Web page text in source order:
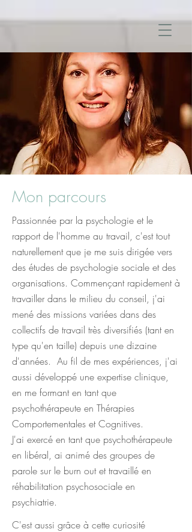
Mon parcours
Passionnée par la psychologie et le
rapport de l'homme au travail, c'est tout
naturellement que je me suis dirigée vers
des études de psychologie sociale et des
organisations. Commençant rapidement à
travailler dans le milieu du conseil, j'ai
mené des missions variées dans des
collectifs de travail très diversifiés (tant en
type qu'en taille) depuis une dizaine
d'années. Au fil de mes expériences, j'ai
aussi développé une expertise clinique,
en me formant en tant que
psychothérapeute en Thérapies
Comportementales et Cognitives.
J'ai exercé en tant que psychothérapeute
en libéral, ai animé des groupes de
parole sur le burn out et travaillé en
réhabilitation psychosociale en
psychiatrie.
C'est aussi grâce à cette curiosité